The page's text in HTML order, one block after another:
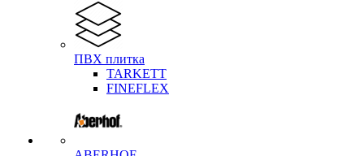
ПВХ плитка
TARKETT
FINEFLEX